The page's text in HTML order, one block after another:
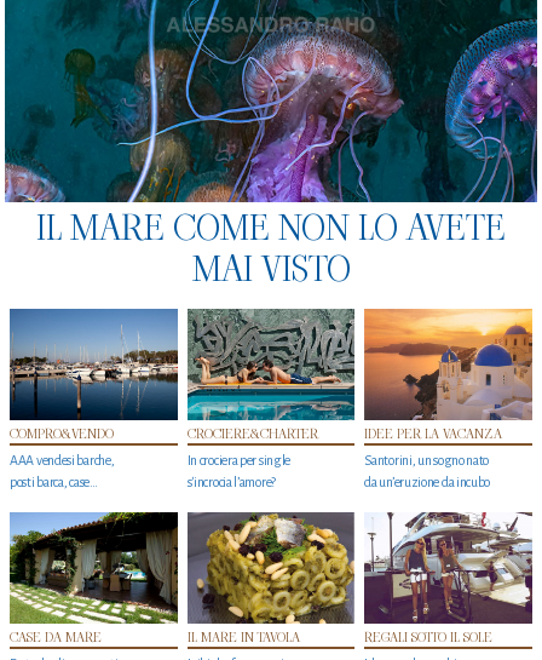
IL MARE COME NON LO AVETE
MAI VISTO
COMPRO&VENDO
AAA vendesi barche,
posti barca, case…
CROCIERE&CHARTER
In crociera per single
s'incrocia l’amore?
IDEE PER LA VACANZA
Santorini, un sogno nato
da un’eruzione da incubo
CASE DA MARE IL MARE IN TAVOLA REGALI SOTTO IL SOLE